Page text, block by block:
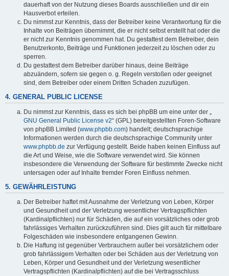
dauerhaft von der Nutzung dieses Boards ausschließen und dir ein
Hausverbot erteilen.
Du nimmst zur Kenntnis, dass der Betreiber keine Verantwortung für die
Inhalte von Beiträgen übernimmt, die er nicht selbst erstellt hat oder die
er nicht zur Kenntnis genommen hat. Du gestattest dem Betreiber, dein
Benutzerkonto, Beiträge und Funktionen jederzeit zu löschen oder zu
sperren.
Du gestattest dem Betreiber darüber hinaus, deine Beiträge
abzuändern, sofern sie gegen o. g. Regeln verstoßen oder geeignet
sind, dem Betreiber oder einem Dritten Schaden zuzufügen.
4. GENERAL PUBLIC LICENSE
Du nimmst zur Kenntnis, dass es sich bei phpBB um eine unter der „
GNU General Public License v2“ (GPL) bereitgestellten Foren-Software
von phpBB Limited (www.phpbb.com) handelt; deutschsprachige
Informationen werden durch die deutschsprachige Community unter
www.phpbb.de zur Verfügung gestellt. Beide haben keinen Einfluss auf
die Art und Weise, wie die Software verwendet wird. Sie können
insbesondere die Verwendung der Software für bestimmte Zwecke nicht
untersagen oder auf Inhalte fremder Foren Einfluss nehmen.
5. GEWÄHRLEISTUNG
Der Betreiber haftet mit Ausnahme der Verletzung von Leben, Körper
und Gesundheit und der Verletzung wesentlicher Vertragspflichten
(Kardinalpflichten) nur für Schäden, die auf ein vorsätzliches oder grob
fahrlässiges Verhalten zurückzuführen sind. Dies gilt auch für mittelbare
Folgeschäden wie insbesondere entgangenen Gewinn.
Die Haftung ist gegenüber Verbrauchern außer bei vorsätzlichem oder
grob fahrlässigem Verhalten oder bei Schäden aus der Verletzung von
Leben, Körper und Gesundheit und der Verletzung wesentlicher
Vertragspflichten (Kardinalpflichten) auf die bei Vertragsschluss